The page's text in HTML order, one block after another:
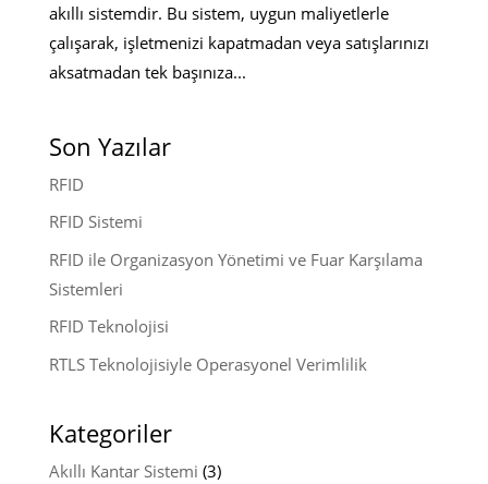
akıllı sistemdir. Bu sistem, uygun maliyetlerle
çalışarak, işletmenizi kapatmadan veya satışlarınızı
aksatmadan tek başınıza...
Son Yazılar
RFID
RFID Sistemi
RFID ile Organizasyon Yönetimi ve Fuar Karşılama
Sistemleri
RFID Teknolojisi
RTLS Teknolojisiyle Operasyonel Verimlilik
Kategoriler
Akıllı Kantar Sistemi (3)